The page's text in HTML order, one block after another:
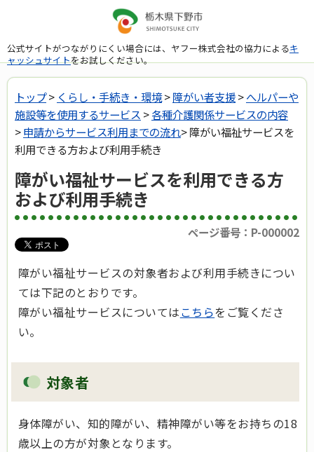
公式サイトがつながりにくい場合には、ヤフー株式会社の協力によるキ
ャッシュサイトをお試しください。
トップ> くらし・手続き・環境>障がい者支援>へルパーや
施設等を使用するサービス >各種介護関係サービスの内容
>申請からサービス利用までの流れ> 障がい福祉サービスを
利用できる方および利用手続き
障がい福祉サービスを利用できる方
および利用手続き
ページ番号：P-000002
障がい福祉サービスの対象者および利用手続きについ
ては下記のとおりです。
障がい福祉サービスについてはこちらをご覧くださ
い。
対象者
身体障がい、知的障がい、精神障がい等をお持ちの18
歳以上の方が対象となります。